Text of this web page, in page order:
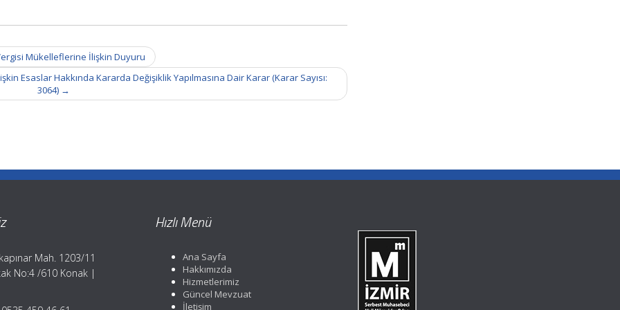
Mükelleflerine İlişkin Duyuru
Esaslar Hakkında Kararda Değişiklik Yapılmasına Dair Karar (Karar Sayısı:
3064) →
Mah. 1203/11
No:4 /610 Konak |
Hızlı Menü
Ana Sayfa
Hakkımızda
Hizmetlerimiz
Güncel Mevzuat
İletişim